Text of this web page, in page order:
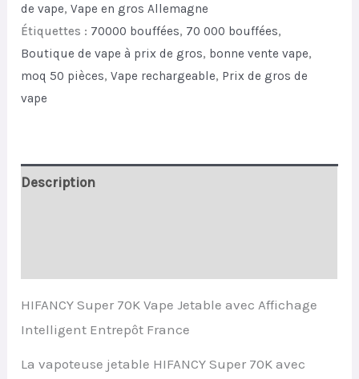
Smart
Display
de vape,Vape en gros Allemagne
Étiquettes : 70000 bouffées, 70 000 bouffées,
Boutique de vape à prix de gros, bonne vente vape,
moq 50 pièces,Vape rechargeable, Prix de gros de
vape
Description
HIFANCY Super 70K Vape Jetable avec Affichage
Intelligent Entrepôt France
La vapoteuse jetable HIFANCY Super 70K avec